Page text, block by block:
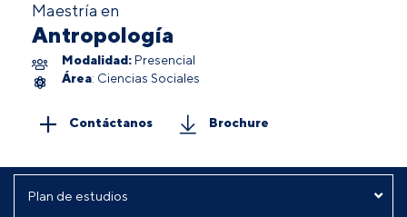
Maestría en
Antropología
Modalidad: Presencial
Área: Ciencias Sociales
Contáctanos Brochure